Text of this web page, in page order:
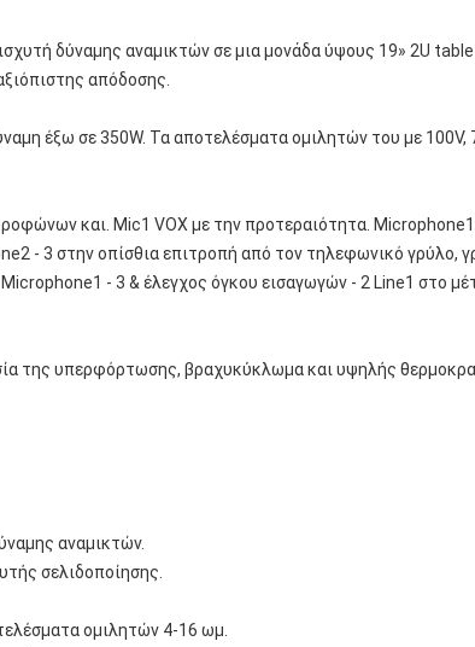
δύναμης αναμικτών σε μια μονάδα ύψους 19» 2U
απόδοσης.
έξω σε 350W. Τα αποτελέσματα ομιλητών του με 100V,
και. Mic1 VOX με την προτεραιότητα.
‐ 3 στην οπίσθια επιτροπή από τον τηλεφωνικό γρύλο,
‐ 3 & έλεγχος όγκου εισαγωγών ‐ 2 Line1 στο
της υπερφόρτωσης, βραχυκύκλωμα και υψηλής
αναμικτών.
σελιδοποίησης.
ομιλητών 4-16 ωμ.